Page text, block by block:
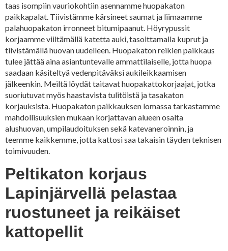
taas isompiin vauriokohtiin asennamme huopakaton
paikkapalat. Tiivistämme kärsineet saumat ja liimaamme
palahuopakaton irronneet bitumipaanut. Höyrypussit
korjaamme viiltämällä katetta auki, tasoittamalla kuprut ja
tiivistämällä huovan uudelleen. Huopakaton reikien paikkaus
tulee jättää aina asiantuntevalle ammattilaiselle, jotta huopa
saadaan käsiteltyä vedenpitäväksi aukileikkaamisen
jälkeenkin. Meiltä löydät taitavat huopakattokorjaajat, jotka
suoriutuvat myös haastavista tulitöistä ja tasakaton
korjauksista. Huopakaton paikkauksen lomassa tarkastamme
mahdollisuuksien mukaan korjattavan alueen osalta
alushuovan, umpilaudoituksen sekä katevaneroinnin, ja
teemme kaikkemme, jotta kattosi saa takaisin täyden teknisen
toimivuuden.
Peltikaton korjaus
Lapinjärvellä pelastaa
ruostuneet ja reikäiset
kattopellit